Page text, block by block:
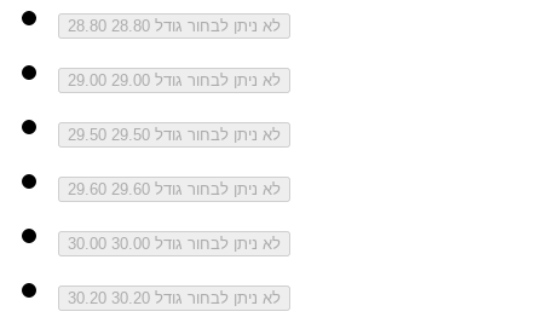
28.80 לא ניתן לבחור גודל 28.80
29.00 לא ניתן לבחור גודל 29.00
29.50 לא ניתן לבחור גודל 29.50
29.60 לא ניתן לבחור גודל 29.60
30.00 לא ניתן לבחור גודל 30.00
30.20 לא ניתן לבחור גודל 30.20